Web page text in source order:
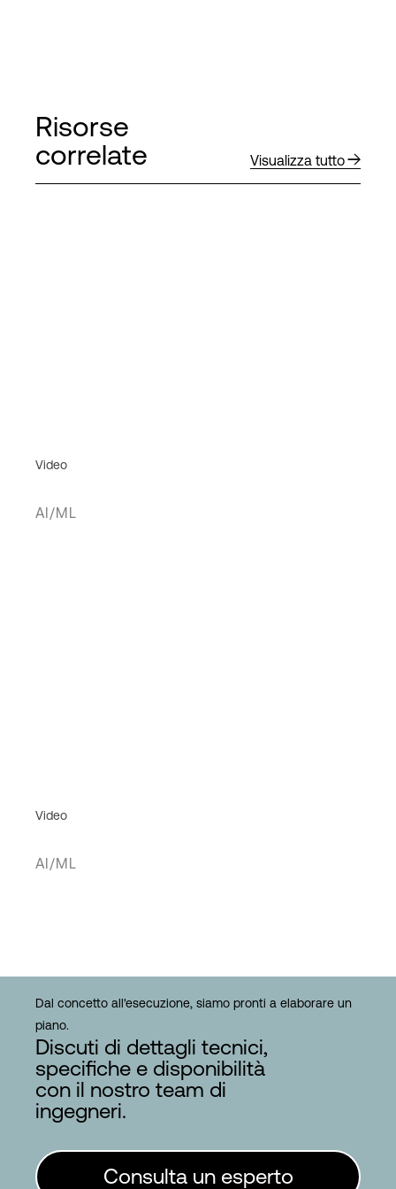
Risorse
correlate
Visualizza tutto
Video
AI/ML
Video
AI/ML
Dal concetto all'esecuzione, siamo pronti a elaborare un
piano.
Discuti di dettagli tecnici,
specifiche e disponibilità
con il nostro team di
ingegneri.
Consulta un esperto